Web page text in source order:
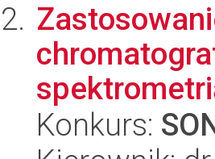
Konkurs: